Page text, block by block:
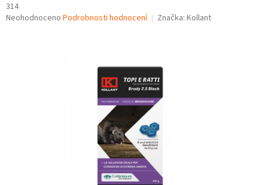
314
Průměrné
Neohodnoceno Podrobnosti hodnocení Značka: Kollant